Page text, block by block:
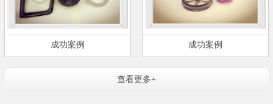
成功案例 成功案例
查看更多+